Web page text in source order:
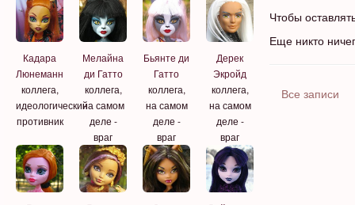
Кадара
Люнеманн
коллега,
идеологический
противник
Мелайна
ди Гатто
коллега,
на самом
деле -
враг
Бьянте ди
Гатто
коллега,
на самом
деле -
враг
Дерек
Экройд
коллега,
на самом
деле -
враг
Чтобы
Еще никто
Все записи